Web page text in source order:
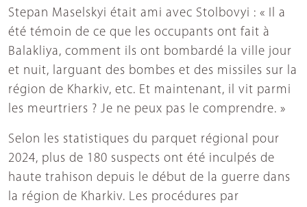
Stepan Maselskyi était ami avec Stolbovyi : « Il a
été témoin de ce que les occupants ont fait à
Balakliya, comment ils ont bombardé la ville jour
et nuit, larguant des bombes et des missiles sur la
région de Kharkiv, etc. Et maintenant, il vit parmi
les meurtriers ? Je ne peux pas le comprendre. »
Selon les statistiques du parquet régional pour
2024, plus de 180 suspects ont été inculpés de
haute trahison depuis le début de la guerre dans
la région de Kharkiv. Les procédures par